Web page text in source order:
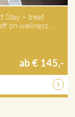
Stay – treat
on wellness…
ab € 145,-